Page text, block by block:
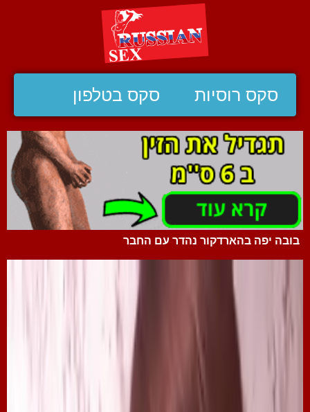
סקס רוסיות סקס בטלפון
בובה יפה בהארדקור נהדר עם החבר